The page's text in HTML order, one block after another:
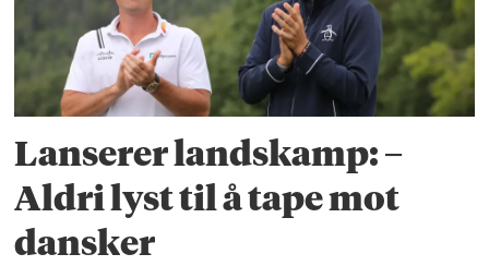
Lanserer landskamp: –
Aldri lyst til å tape mot
dansker